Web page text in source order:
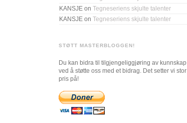
KANSJE on Tegneseriens skjulte talenter
KANSJE on Tegneseriens skjulte talenter
STØTT MASTERBLOGGEN!
Du kan bidra til tilgjengeliggjøring av kunnskap
ved å støtte oss med et bidrag. Det setter vi stor
pris på!